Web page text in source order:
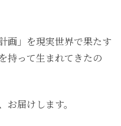
画」を現実世界で果たす
持って生まれてきたの
届けします。